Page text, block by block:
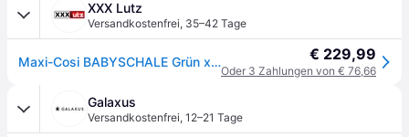
XXX Lutz
Versandkostenfrei, 35–42 Tage
Maxi-Cosi BABYSCHALE Grün xxxlutz.at € 229,99
Oder 3 Zahlungen von € 76,66
Galaxus
Versandkostenfrei, 12–21 Tage